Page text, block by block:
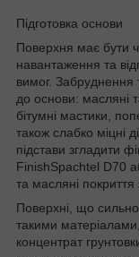
Підготовка основи
Поверхня має бути
навантаження та
вимог.
до основи: масляні
бітумні мастики,
також слабко міцні
підстави згладити
FinishSpachtel D70
та масляні
Поверхні, що
такими
концентрат